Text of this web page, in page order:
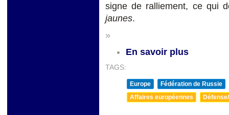
signe de ralliement, ce qui
jaunes.
»
En savoir plus
TAGS:
Europe
Fédération de Russie
Affaires européennes